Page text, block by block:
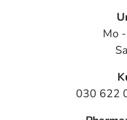
Mo
030 622